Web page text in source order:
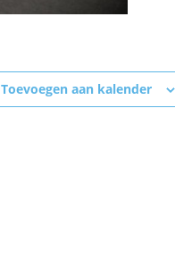
Toevoegen aan kalender